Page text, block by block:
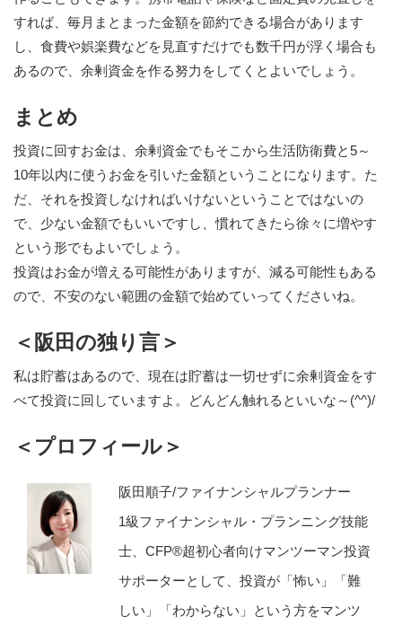
すれば、毎月まとまった金額を節約できる場合があります
し、食費や娯楽費などを見直すだけでも数千円が浮く場合も
あるので、余剰資金を作る努力をしてくとよいでしょう。
まとめ
投資に回すお金は、余剰資金でもそこから生活防衛費と5～
10年以内に使うお金を引いた金額ということになります。た
だ、それを投資しなければいけないということではないの
で、少ない金額でもいいですし、慣れてきたら徐々に増やす
という形でもよいでしょう。
投資はお金が増える可能性がありますが、減る可能性もある
ので、不安のない範囲の金額で始めていってくださいね。
＜阪田の独り言＞
私は貯蓄はあるので、現在は貯蓄は一切せずに余剰資金をす
べて投資に回していますよ。どんどん触れるといいな～(^^)/
＜プロフィール＞
阪田順子/ファイナンシャルプランナー
1級ファイナンシャル・プランニング技能
士、CFP®超初心者向けマンツーマン投資
サポーターとして、投資が「怖い」「難
しい」「わからない」という方をマンツ